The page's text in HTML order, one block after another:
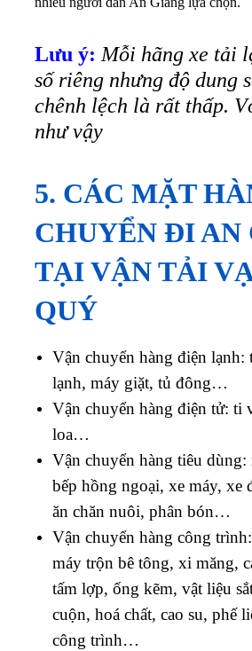
Lưu ý: Mỗi hãng xe tải
số riêng nhưng độ dung
chênh lệch là rất thấp.
như vậy
5. CÁC MẶT
CHUYỂN ĐI AN
TẠI VẬN TẢI
QUÝ
Vận chuyển hàng điện lạnh:
lạnh, máy giặt, tủ đông…
Vận chuyển hàng điện tử: ti
loa…
Vận chuyển hàng tiêu
bếp hồng ngoại, xe máy, xe
ăn chăn nuôi, phân bón…
Vận chuyển hàng công
máy trộn bê tông, xi măng,
tấm lợp, ống kẽm, vật liệu
cuộn, hoá chất, cao su, phế
công trình…